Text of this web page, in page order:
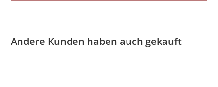
Andere Kunden haben auch gekauft